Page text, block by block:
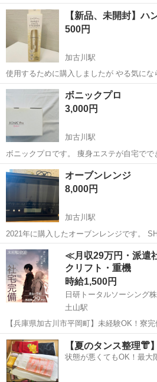
ト、喫煙者おりません よろしくお願いし
兵庫 加古川市 加古川駅 テレビ
【新品、未開封】ハ
500円
加古川駅
使用するために購入しましたが やる気に
なたか使ってくださる方がいたらぜひ♬ 新品、未開封です #おうちで
エステ #スキンケア #コスメ #エステ
兵庫 加古川市 加古川駅
ボニックプロ
3,000円
加古川駅
ボニックプロです。 痩身エステが自宅でで
ました。 付属品は揃っています。 ジェル
ネットで購入頂くとすぐに使用できるのでぜ
兵庫 加古川市 加古川駅
オーブンレンジ
8,000円
加古川駅
2021年に購入したオーブンレンジです。
入時価格】30,000円ぐらい 【サイズ】外形寸法 幅468×奥行384×高
さ338mm 庫内有効寸法 幅374×奥行310×
兵庫 加古川市 加古川駅 キッチ
≪月収29万円・派遣
クリフト・重機
時給1,500円
日研トータルソーシング
土山駅
【兵庫県加古川市平岡町】未経験OK！寮
《お仕事No.8A091》 お仕事について ベルトコンベアに使われるベル
ト部分のゴム製品の製造です。具体的には
ムの圧着作業など機械のオ...
兵庫 加古川市 土山駅 その他
【夏のタンス整理👘
状態が悪くてもOK！最大